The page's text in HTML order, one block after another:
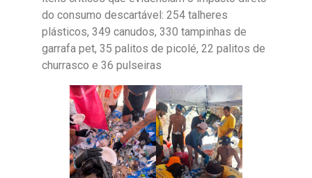
do consumo descartável: 254 talheres
plásticos, 349 canudos, 330 tampinhas de
garrafa pet, 35 palitos de picolé, 22 palitos de
churrasco e 36 pulseiras